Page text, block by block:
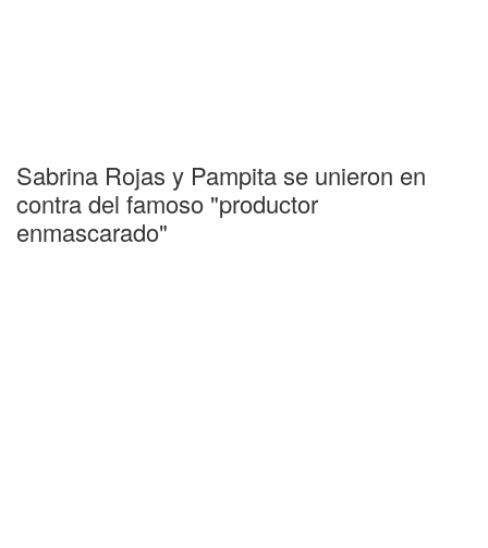
Sabrina Rojas y Pampita se unieron en
contra del famoso "productor
enmascarado"